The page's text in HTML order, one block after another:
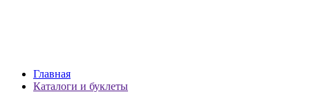
Главная
Каталоги и буклеты